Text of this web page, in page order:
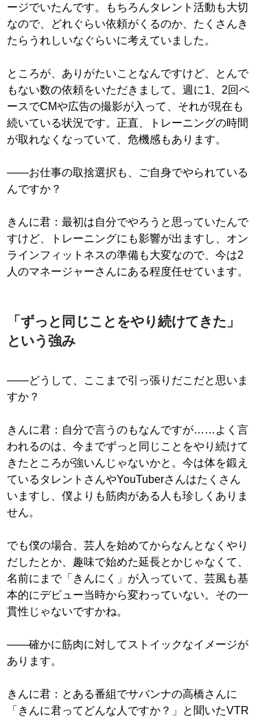
ージでいたんです。もちろんタレント活動も大切
なので、どれぐらい依頼がくるのか、たくさんき
たらうれしいなぐらいに考えていました。
ところが、ありがたいことなんですけど、とんで
もない数の依頼をいただきまして。週に1、2回ペ
ースでCMや広告の撮影が入って、それが現在も
続いている状況です。正直、トレーニングの時間
が取れなくなっていて、危機感もあります。
――お仕事の取捨選択も、ご自身でやられている
んですか？
きんに君：最初は自分でやろうと思っていたんで
すけど、トレーニングにも影響が出ますし、オン
ラインフィットネスの準備も大変なので、今は2
人のマネージャーさんにある程度任せています。
「ずっと同じことをやり続けてきた」
という強み
――どうして、ここまで引っ張りだこだと思いま
すか？
きんに君：自分で言うのもなんですが……よく言
われるのは、今までずっと同じことをやり続けて
きたところが強いんじゃないかと。今は体を鍛え
ているタレントさんやYouTuberさんはたくさん
いますし、僕よりも筋肉がある人も珍しくありま
せん。
でも僕の場合、芸人を始めてからなんとなくやり
だしたとか、趣味で始めた延長とかじゃなくて、
名前にまで「きんにく」が入っていて、芸風も基
本的にデビュー当時から変わっていない。その一
貫性じゃないですかね。
――確かに筋肉に対してストイックなイメージが
あります。
きんに君：とある番組でサバンナの高橋さんに
「きんに君ってどんな人ですか？」と聞いたVTR